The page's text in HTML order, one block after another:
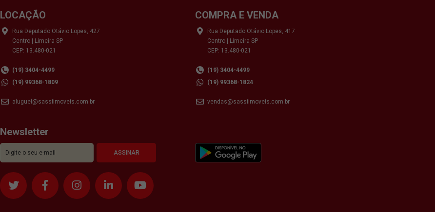
LOCAÇÃO
Rua Deputado Otávio Lopes, 427
Centro | Limeira SP
CEP: 13.480-021
(19) 3404-4499
(19) 99368-1809
aluguel@sassiimoveis.com.br
COMPRA E VENDA
Rua Deputado Otávio Lopes, 417
Centro | Limeira SP
CEP: 13.480-021
(19) 3404-4499
(19) 99368-1824
vendas@sassiimoveis.com.br
Newsletter